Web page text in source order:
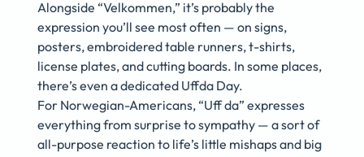
Alongside “Velkommen,” it’s probably the
expression you’ll see most often — on signs,
posters, embroidered table runners, t-shirts,
license plates, and cutting boards. In some places,
there’s even a dedicated Uffda Day.
For Norwegian-Americans, “Uff da” expresses
everything from surprise to sympathy — a sort of
all-purpose reaction to life’s little mishaps and big